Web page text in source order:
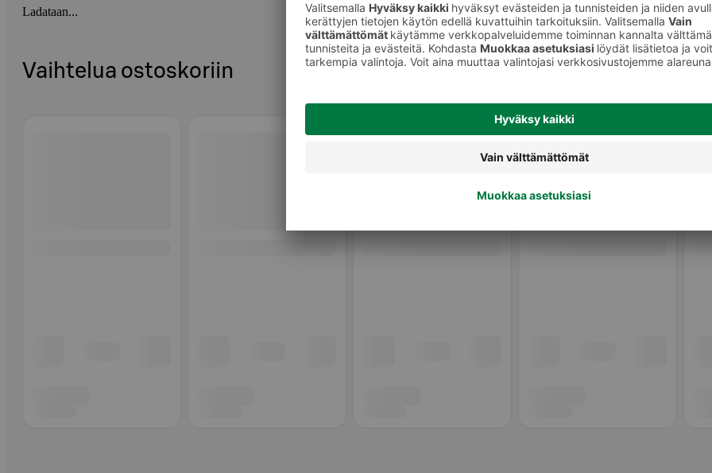
Ladataan...
Vaihtelua ostoskoriin